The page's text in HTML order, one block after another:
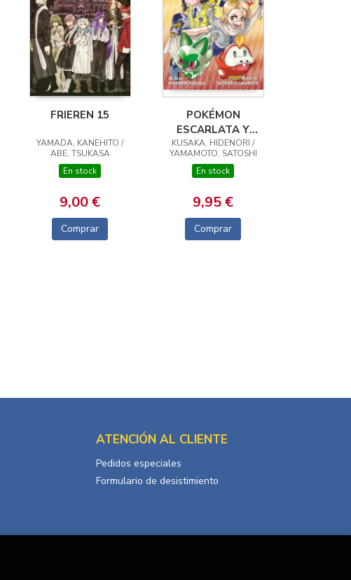
FRIEREN 15
YAMADA, KANEHITO /
ABE, TSUKASA
En stock
9,00 €
Comprar
POKÉMON
ESCARLATA Y
PURPURA 01
KUSAKA, HIDENORI /
YAMAMOTO, SATOSHI
En stock
9,95 €
Comprar
ATENCIÓN AL CLIENTE
Pedidos especiales
Formulario de desistimiento